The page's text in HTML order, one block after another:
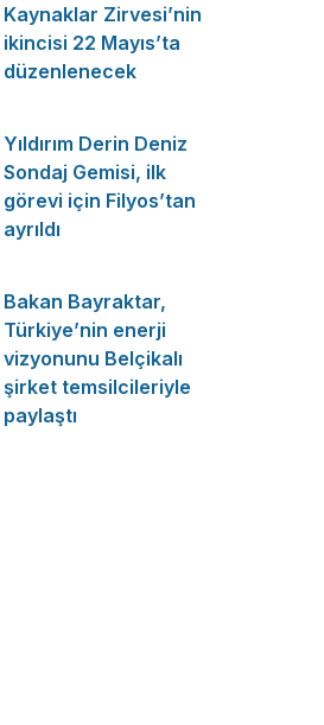
Kaynaklar Zirvesi’nin
ikincisi 22 Mayıs’ta
düzenlenecek
Yıldırım Derin Deniz
Sondaj Gemisi, ilk
görevi için Filyos’tan
ayrıldı
Bakan Bayraktar,
Türkiye’nin enerji
vizyonunu Belçikalı
şirket temsilcileriyle
paylaştı